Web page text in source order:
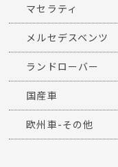
マセラティ
メルセデスベンツ
ランドローバー
国産車
欧州車-その他